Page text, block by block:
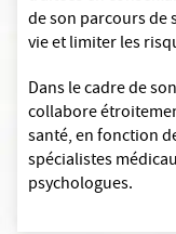
de son parcours de
vie et limiter les
Dans le cadre de
collabore
santé, en fonction
spécialistes
psychologues.